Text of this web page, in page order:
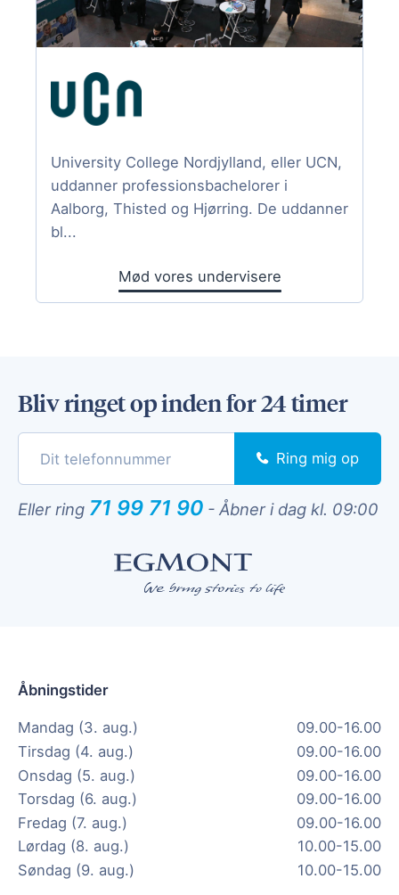
University College Nordjylland, eller UCN,
uddanner professionsbachelorer i
Aalborg, Thisted og Hjørring. De uddanner
bl...
Mød vores undervisere
Bliv ringet op inden for 24 timer
Ring mig op
Eller ring 71 99 71 90 - Åbner i dag kl. 09:00
Åbningstider
Mandag (3. aug.)
09.00-16.00
Tirsdag (4. aug.)
09.00-16.00
Onsdag (5. aug.)
09.00-16.00
Torsdag (6. aug.)
09.00-16.00
Fredag (7. aug.)
09.00-16.00
Lørdag (8. aug.)
10.00-15.00
Søndag (9. aug.)
10.00-15.00